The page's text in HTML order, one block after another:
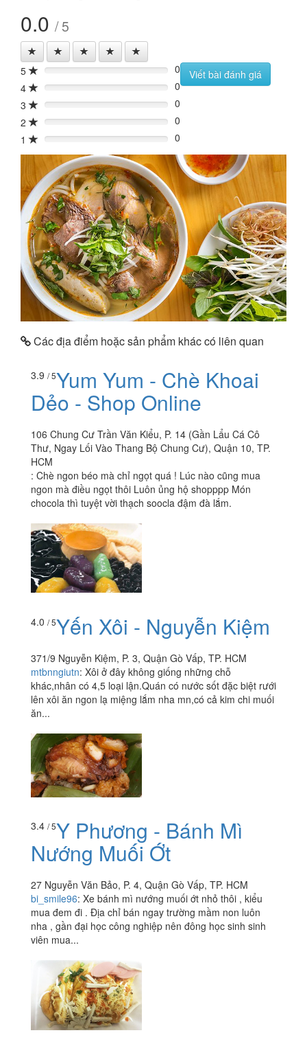
0.0 / 5
5 0%
0
4
0%
0
3
0%
0
2
0%
0
1
0% 0
Viết bài đánh giá
Các địa điểm hoặc sản phẩm khác có liên quan
3.9 / 5Yum Yum - Chè Khoai
Dẻo - Shop Online
106 Chung Cư Trần Văn Kiểu, P. 14 (Gần Lẩu Cá Cô
Thư, Ngay Lối Vào Thang Bộ Chung Cư), Quận 10, TP.
HCM
: Chè ngon béo mà chỉ ngọt quá ! Lúc nào cũng mua
ngon mà điều ngọt thôi Luôn ủng hộ shopppp Món
chocola thì tuyệt vời thạch soocla đậm đà lắm.
4.0 / 5Yến Xôi - Nguyễn Kiệm
371/9 Nguyễn Kiệm, P. 3, Quận Gò Vấp, TP. HCM
mtbnngiutn: Xôi ở đây không giống những chỗ
khác,nhân có 4,5 loại lận.Quán có nước sốt đặc biệt rưới
lên xôi ăn ngon lạ miệng lắm nha mn,có cả kim chi muối
ăn...
3.4 / 5Y Phương - Bánh Mì
Nướng Muối Ớt
27 Nguyễn Văn Bảo, P. 4, Quận Gò Vấp, TP. HCM
bi_smile96: Xe bánh mì nướng muối ớt nhỏ thôi , kiểu
mua đem đi . Địa chỉ bán ngay trường mầm non luôn
nha , gần đại học công nghiệp nên đông học sinh sinh
viên mua...